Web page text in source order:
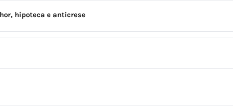
hipoteca e anticrese